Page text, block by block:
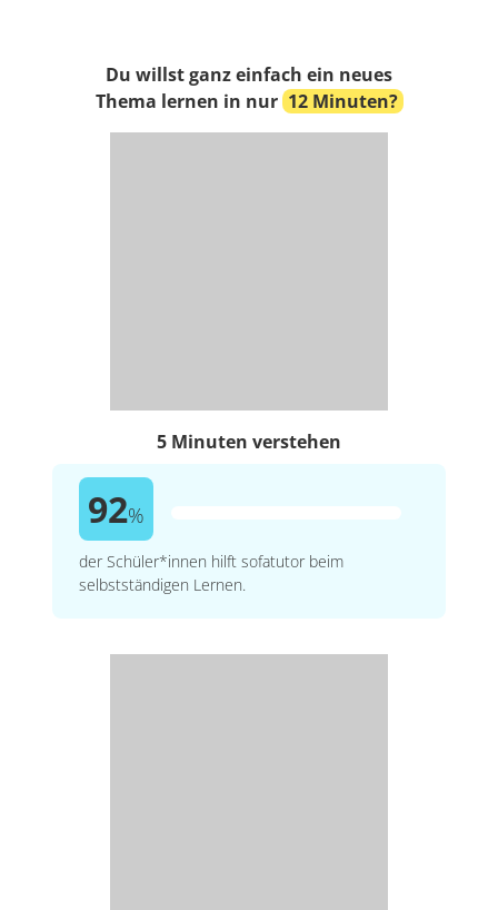
Du willst ganz einfach ein neues
Thema lernen in nur 12 Minuten?
5 Minuten verstehen
92%
der Schüler*innen hilft sofatutor beim
selbstständigen Lernen.